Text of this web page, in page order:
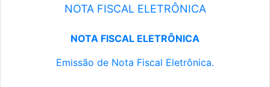
NOTA FISCAL ELETRÔNICA
NOTA FISCAL ELETRÔNICA
Emissão de Nota Fiscal Eletrônica.